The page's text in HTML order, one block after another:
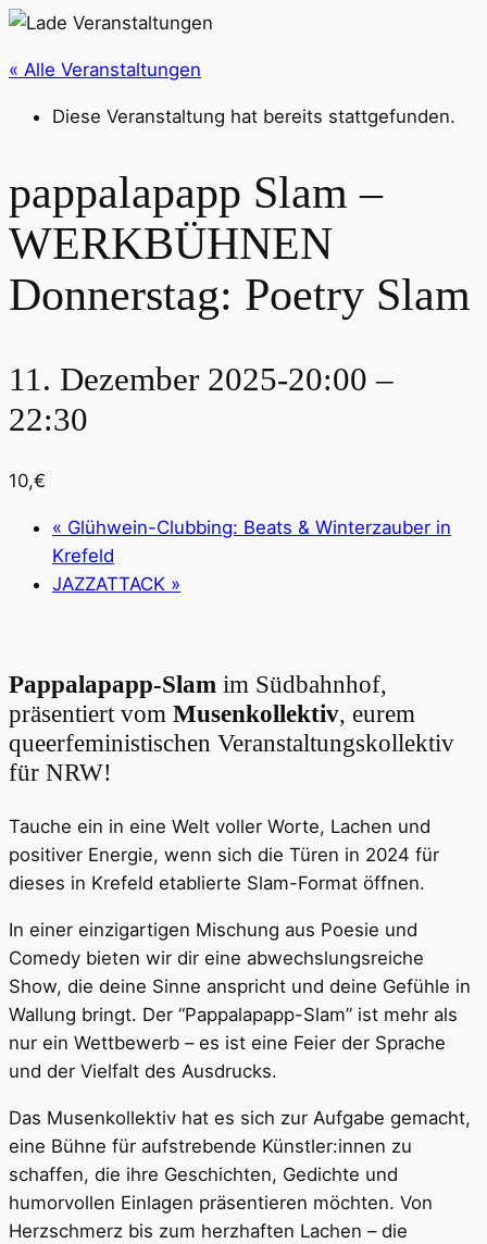
« Alle Veranstaltungen
Diese Veranstaltung hat bereits stattgefunden.
pappalapapp Slam –
WERKBÜHNEN
Donnerstag: Poetry Slam
11. Dezember 2025-20:00 –
22:30
10,€
« Glühwein-Clubbing: Beats & Winterzauber in
Krefeld
JAZZATTACK »
Pappalapapp-Slam im Südbahnhof,
präsentiert vom Musenkollektiv, eurem
queerfeministischen Veranstaltungskollektiv
für NRW!
Tauche ein in eine Welt voller Worte, Lachen und
positiver Energie, wenn sich die Türen in 2024 für
dieses in Krefeld etablierte Slam-Format öffnen.
In einer einzigartigen Mischung aus Poesie und
Comedy bieten wir dir eine abwechslungsreiche
Show, die deine Sinne anspricht und deine Gefühle in
Wallung bringt. Der “Pappalapapp-Slam” ist mehr als
nur ein Wettbewerb – es ist eine Feier der Sprache
und der Vielfalt des Ausdrucks.
Das Musenkollektiv hat es sich zur Aufgabe gemacht,
eine Bühne für aufstrebende Künstler:innen zu
schaffen, die ihre Geschichten, Gedichte und
humorvollen Einlagen präsentieren möchten. Von
Herzschmerz bis zum herzhaften Lachen – die